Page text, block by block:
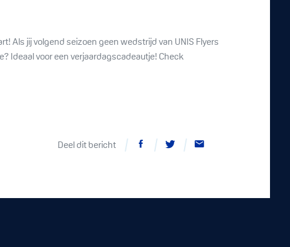
Als jij volgend seizoen geen wedstrijd van UNIS Flyers
Ideaal voor een verjaardagscadeautje! Check
Deel dit bericht